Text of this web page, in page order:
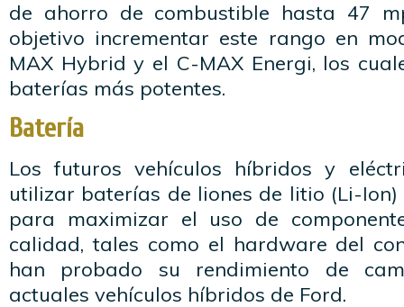
de ahorro de combustible hasta 47
objetivo incrementar este rango en
MAX Hybrid y el C-MAX Energi, los
baterías más potentes.
Batería
Los futuros vehículos híbridos y
utilizar baterías de liones de litio (Li-
para maximizar el uso de
calidad, tales como el hardware del
han probado su rendimiento de
actuales vehículos híbridos de Ford.